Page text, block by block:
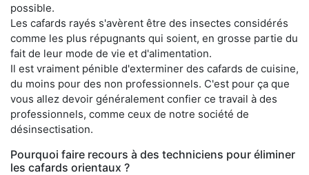
possible.
Les cafards rayés s'avèrent être des insectes considérés
comme les plus répugnants qui soient, en grosse partie du
fait de leur mode de vie et d'alimentation.
Il est vraiment pénible d'exterminer des cafards de cuisine,
du moins pour des non professionnels. C'est pour ça que
vous allez devoir généralement confier ce travail à des
professionnels, comme ceux de notre société de
désinsectisation.
Pourquoi faire recours à des techniciens pour éliminer
les cafards orientaux ?